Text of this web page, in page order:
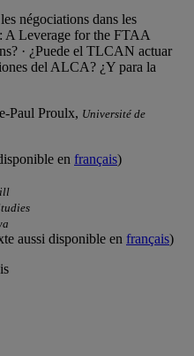
négociations dans les
A Leverage for the FTAA
· ¿Puede el TLCAN actuar
del ALCA? ¿Y para la
Paul Proulx, Université de
en français)
aussi disponible en français)